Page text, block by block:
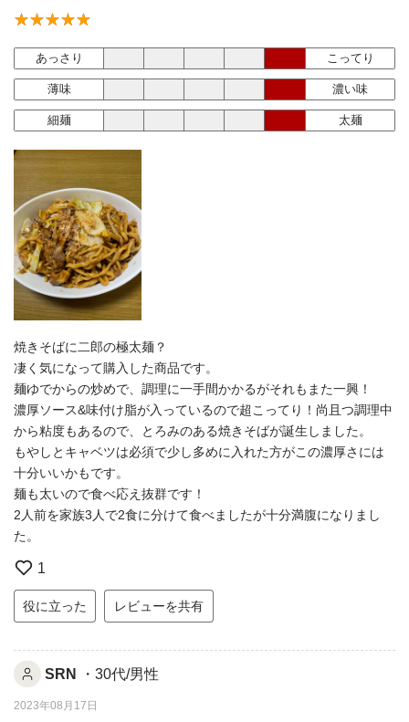
あっさり こってり
薄味 濃い味
細麺 太麺
焼きそばに二郎の極太麺？
凄く気になって購入した商品です。
麺ゆでからの炒めで、調理に一手間かかるがそれもまた一興！
濃厚ソース&味付け脂が入っているので超こってり！尚且つ調理中
から粘度もあるので、とろみのある焼きそばが誕生しました。
もやしとキャベツは必須で少し多めに入れた方がこの濃厚さには
十分いいかもです。
麺も太いので食べ応え抜群です！
2人前を家族3人で2食に分けて食べましたが十分満腹になりまし
た。
1
役に立った レビューを共有
SRN ・30代/男性
2023年08月17日